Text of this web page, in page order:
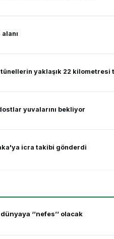
yaklaşık 22 kilometresi
yuvalarını bekliyor
icra takibi gönderdi
‘’nefes’’ olacak